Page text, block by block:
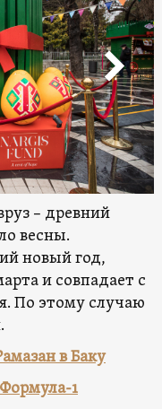
– древний
весны.
новый год,
и совпадает с
По этому случаю
в Баку
1